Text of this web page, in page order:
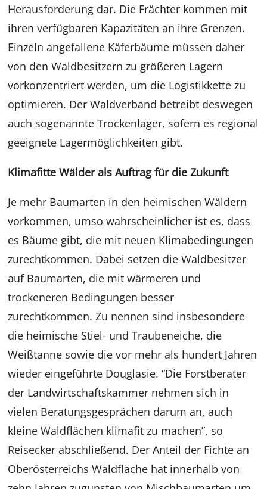
Herausforderung dar. Die Frächter kommen mit
ihren verfügbaren Kapazitäten an ihre Grenzen.
Einzeln angefallene Käferbäume müssen daher
von den Waldbesitzern zu größeren Lagern
vorkonzentriert werden, um die Logistikkette zu
optimieren. Der Waldverband betreibt deswegen
auch sogenannte Trockenlager, sofern es regional
geeignete Lagermöglichkeiten gibt.
Klimafitte Wälder als Auftrag für die Zukunft
Je mehr Baumarten in den heimischen Wäldern
vorkommen, umso wahrscheinlicher ist es, dass
es Bäume gibt, die mit neuen Klimabedingungen
zurechtkommen. Dabei setzen die Waldbesitzer
auf Baumarten, die mit wärmeren und
trockeneren Bedingungen besser
zurechtkommen. Zu nennen sind insbesondere
die heimische Stiel- und Traubeneiche, die
Weißtanne sowie die vor mehr als hundert Jahren
wieder eingeführte Douglasie. “Die Forstberater
der Landwirtschaftskammer nehmen sich in
vielen Beratungsgesprächen darum an, auch
kleine Waldflächen klimafit zu machen”, so
Reisecker abschließend. Der Anteil der Fichte an
Oberösterreichs Waldfläche hat innerhalb von